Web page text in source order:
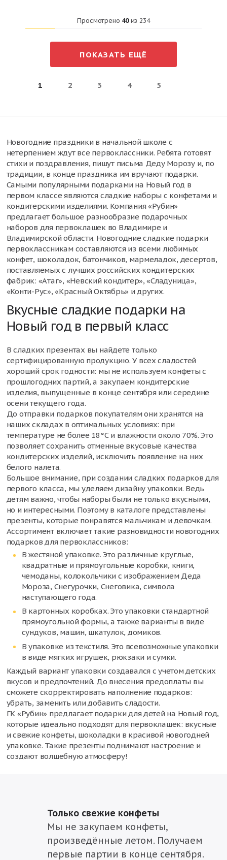
Просмотрено 40из234
ПОКАЗАТЬ ЕЩЁ
1 2 3 4 5
Новогодние праздники в начальной школе с
нетерпением ждут все первоклассники. Ребята готовят
стихи и поздравления, пишут письма Деду Морозу и, по
традиции, в конце праздника им вручают подарки.
Самыми популярными подарками на Новый год в
первом классе являются сладкие наборы с конфетами и
кондитерскими изделиями. Компания «Рубин»
предлагает большое разнообразие подарочных
наборов для первоклашек во Владимире и
Владимирской области. Новогодние сладкие подарки
первоклассникам составляются из всеми любимых
конфет, шоколадок, батончиков, мармеладок, десертов,
поставляемых с лучших российских кондитерских
фабрик: «Атаг», «Невский кондитер», «Сладуница»,
«Конти-Рус», «Красный Октябрь» и других.
Вкусные сладкие подарки на
Новый год в первый класс
В сладких презентах вы найдете только
сертифицированную продукцию. У всех сладостей
хороший срок годности: мы не используем конфеты с
прошлогодних партий, а закупаем кондитерские
изделия, выпущенные в конце сентября или середине
осени текущего года.
До отправки подарков покупателям они хранятся на
наших складах в оптимальных условиях: при
температуре не более 18°С и влажности около 70%. Это
позволяет сохранить отменные вкусовые качества
кондитерских изделий, исключить появление на них
белого налета.
Большое внимание, при создании сладких подарков для
первого класса, мы уделяем дизайну упаковки. Ведь
детям важно, чтобы наборы были не только вкусными,
но и интересными. Поэтому в каталоге представлены
презенты, которые понравятся мальчикам и девочкам.
Ассортимент включает такие разновидности новогодних
подарков для первоклассников:
В жестяной упаковке. Это различные круглые,
квадратные и прямоугольные коробки, книги,
чемоданы, колокольчики с изображением Деда
Мороза, Снегурочки, Снеговика, символа
наступающего года.
В картонных коробках. Это упаковки стандартной
прямоугольной формы, а также варианты в виде
сундуков, машин, шкатулок, домиков.
В упаковке из текстиля. Это всевозможные упаковки
в виде мягких игрушек, рюкзаки и сумки.
Каждый вариант упаковки создавался с учетом детских
вкусов и предпочтений. До внесения предоплаты вы
сможете скорректировать наполнение подарков:
убрать, заменить или добавить сладости.
ГК «Рубин» предлагает подарки для детей на Новый год,
которые идеально подходят для первоклашек: вкусные
и свежие конфеты, шоколадки в красивой новогодней
упаковке. Такие презенты поднимают настроение и
создают волшебную атмосферу!
Только свежие конфеты
Мы не закупаем конфеты,
произведённые летом. Получаем
первые партии в конце сентября.